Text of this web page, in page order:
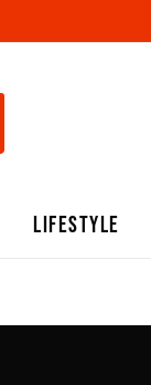
LIFESTYLE